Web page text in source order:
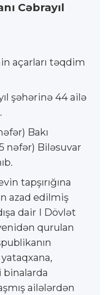
Cəbrayıl
açarları təqdim
şəhərinə 44 ailə
Bakı
nəfər) Biləsuvar
tapşırığına
azad edilmiş
dair I Dövlət
qurulan
binalarda
ailələrdən